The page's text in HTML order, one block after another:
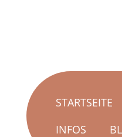
STARTSEITE
INFOS